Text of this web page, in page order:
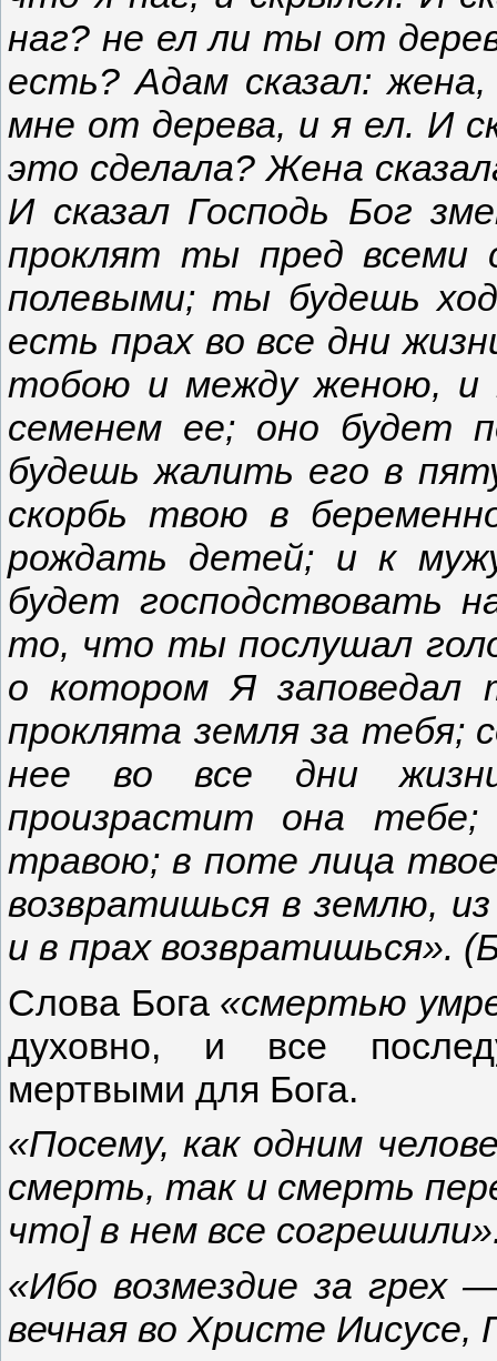
наг? не ел ли ты от
есть? Адам сказал:
мне от дерева, и я ел. И
это сделала? Жена
И сказал Господь Бог
проклят ты пред всеми
полевыми; ты будешь
есть прах во все дни
тобою и между женою, и
семенем ее; оно будет
будешь жалить его в
скорбь твою в
рождать детей; и к
будет господствовать
то, что ты послушал
о котором Я заповедал
проклята земля за тебя;
нее во все дни
произрастит она
травою; в поте лица
возвратишься в землю,
и в прах возвратишься».
Слова Бога «смертью
духовно, и все
мертвыми для Бога.
«Посему, как одним
смерть, так и смерть
что] в нем все
«Ибо возмездие за
вечная во Христе